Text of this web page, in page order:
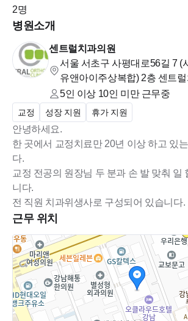
주5일제 외 공휴일 모두 휴진
2명
병원소개
센트럴치과의원
서울 서초구 사평대로56길 7 (
유앤아이주상복합) 2층 센트
5인 이상 10인 미만근무중
교정 성장 지원 휴가 지원
안녕하세요.
한 곳에서 교정치료만 20년 이상 하고 있
다.
교정 전공의 원장님 두 분과 손 발 맞춰 일
니다.
근무 위치